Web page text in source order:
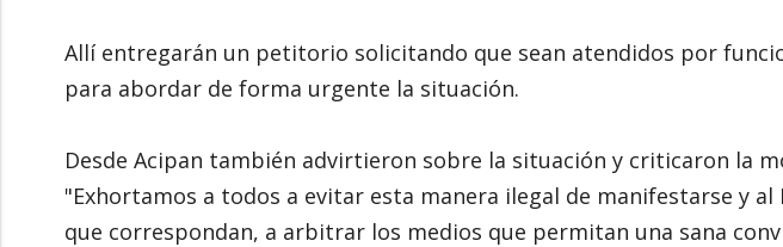
Allí entregarán un petitorio solicitando que sean atendidos por
para abordar de forma urgente la situación.
Desde Acipan también advirtieron sobre la situación y criticaron la
"Exhortamos a todos a evitar esta manera ilegal de manifestarse y al
que correspondan, a arbitrar los medios que permitan una sana